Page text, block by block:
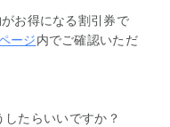
お得になる割引券で
ージ内でご確認いただ
たらいいですか？